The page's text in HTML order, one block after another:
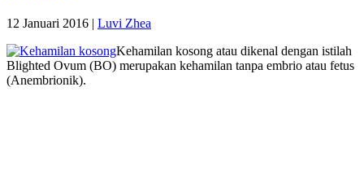
12 Januari 2016 | Luvi Zhea
Kehamilan kosong atau dikenal dengan istilah
Blighted Ovum (BO) merupakan kehamilan tanpa embrio atau fetus
(Anembrionik).